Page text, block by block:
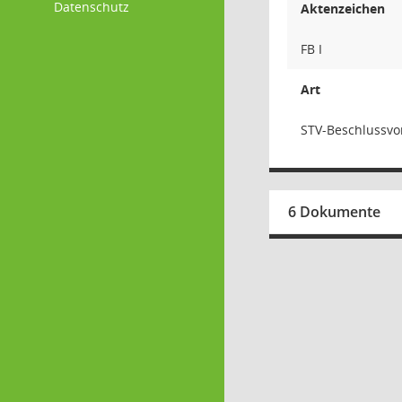
Datenschutz
Aktenzeichen
FB I
Art
STV-
6 Dokumente